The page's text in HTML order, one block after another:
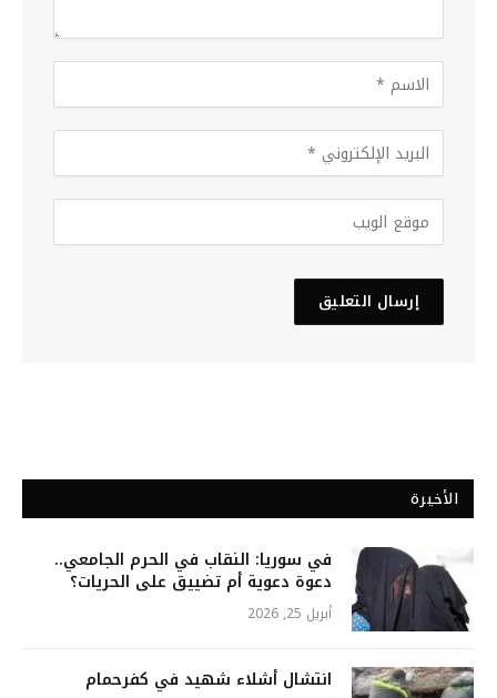
الأخيرة
في سوريا: النقاب في الحرم الجامعي..
دعوة دعوية أم تضييق على الحريات؟
أبريل 25, 2026
انتشال أشلاء شهيد في كفرحمام